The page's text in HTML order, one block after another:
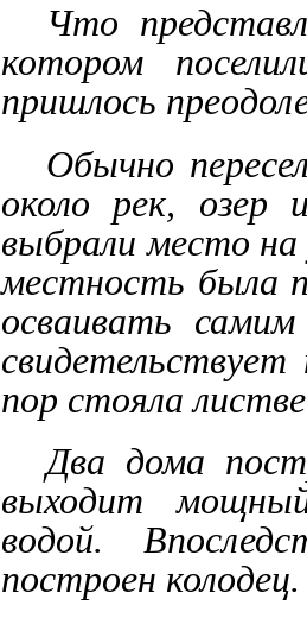
Что
котором
пришлось
Обычно
около рек, озер
выбрали место на
местность была
осваивать
пор стояла
Два дома
выходит
водой.
построен колодец.